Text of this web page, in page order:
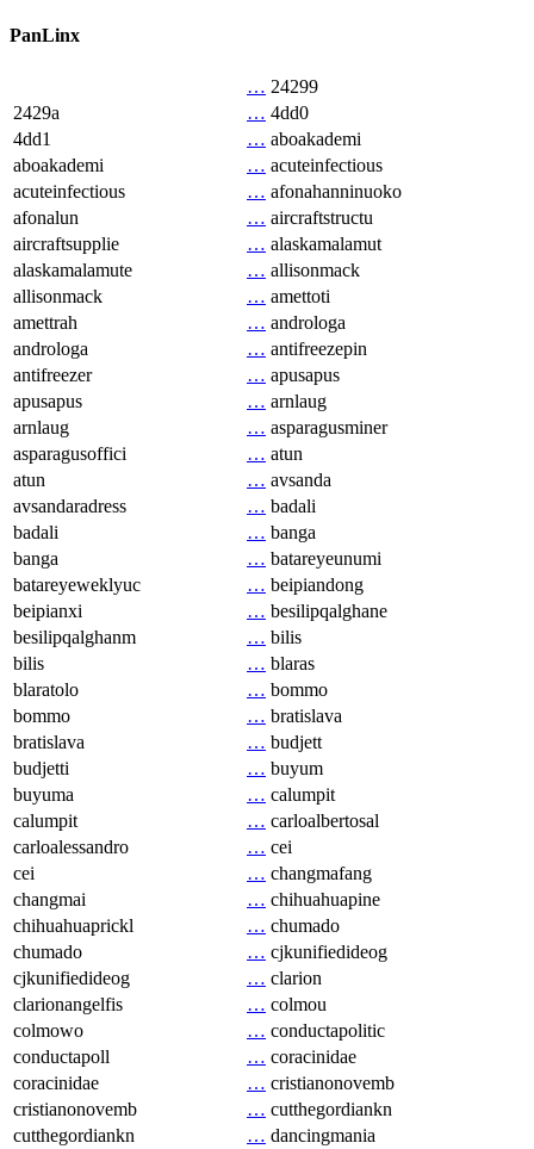
PanLinx
… 24299
2429a
… 4dd0
4dd1
… aboakademi
aboakademi
… acuteinfectious
acuteinfectious
… afonahanninuoko
afonalun
… aircraftstructu
aircraftsupplie
… alaskamalamut
alaskamalamute
… allisonmack
allisonmack
… amettoti
amettrah
… androloga
androloga
… antifreezepin
antifreezer
… apusapus
apusapus
… arnlaug
arnlaug
… asparagusminer
asparagusoffici
… atun
atun
… avsanda
avsandaradress
… badali
badali
… banga
banga
… batareyeunumi
batareyeweklyuc
… beipiandong
beipianxi
… besilipqalghane
besilipqalghanm
… bilis
bilis
… blaras
blaratolo
… bommo
bommo
… bratislava
bratislava
… budjett
budjetti
… buyum
buyuma
… calumpit
calumpit
… carloalbertosal
carloalessandro
… cei
cei
… changmafang
changmai
… chihuahuapine
chihuahuaprickl
… chumado
chumado
… cjkunifiedideog
cjkunifiedideog
… clarion
clarionangelfis
… colmou
colmowo
… conductapolitic
conductapoll
… coracinidae
coracinidae
… cristianonovemb
cristianonovemb
… cutthegordiankn
cutthegordiankn
… dancingmania